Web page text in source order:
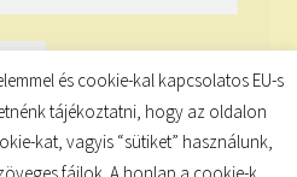
és cookie-kal kapcsolatos EU-s
tájékoztatni, hogy az oldalon
kat, vagyis “sütiket” használunk,
fájlok. A honlap a cookie-k